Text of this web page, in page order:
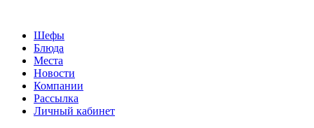
Шефы
Блюда
Места
Новости
Компании
Рассылка
Личный кабинет